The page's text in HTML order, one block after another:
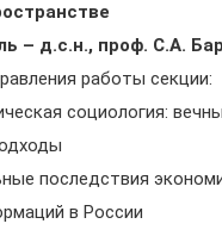
– д.с.н., проф. С.А.
работы секции:
социология:
последствия
в России